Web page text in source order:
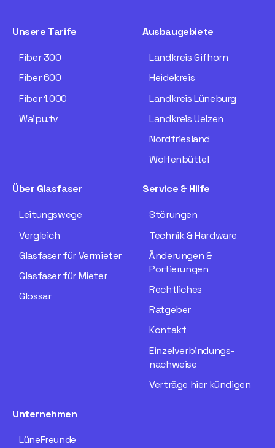
Unsere Tarife
Fiber 300
Fiber 600
Fiber 1.000
Waipu.tv
Ausbaugebiete
Landkreis Gifhorn
Heidekreis
Landkreis Lüneburg
Landkreis Uelzen
Nordfriesland
Wolfenbüttel
Über Glasfaser
Leitungswege
Vergleich
Glasfaser für Vermieter
Glasfaser für Mieter
Glossar
Service & Hilfe
Störungen
Technik & Hardware
Änderungen &
Portierungen
Rechtliches
Ratgeber
Kontakt
Einzelverbindungs­
nachweise
Verträge hier kündigen
Unternehmen
LüneFreunde